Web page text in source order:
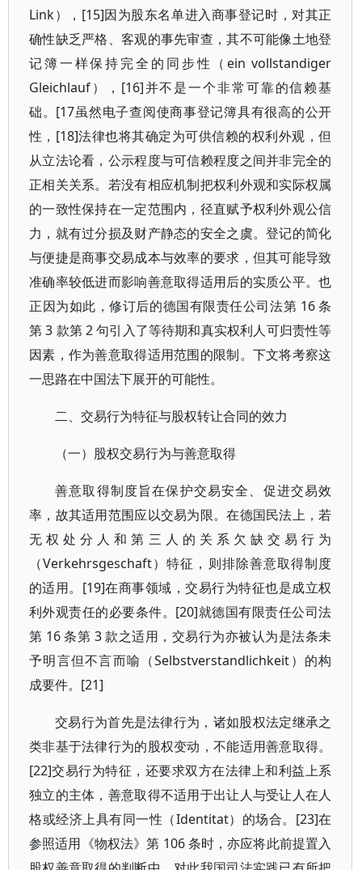
Link），[15]因为股东名单进入商事登记时，对其正
确性缺乏严格、客观的事先审查，其不可能像土地登
记簿一样保持完全的同步性（ein vollstandiger
Gleichlauf），[16]并不是一个非常可靠的信赖基
础。[17虽然电子查阅使商事登记簿具有很高的公开
性，[18]法律也将其确定为可供信赖的权利外观，但
从立法论看，公示程度与可信赖程度之间并非完全的
正相关关系。若没有相应机制把权利外观和实际权属
的一致性保持在一定范围内，径直赋予权利外观公信
力，就有过分损及财产静态的安全之虞。登记的简化
与便捷是商事交易成本与效率的要求，但其可能导致
准确率较低进而影响善意取得适用后的实质公平。也
正因为如此，修订后的德国有限责任公司法第 16 条
第 3 款第 2 句引入了等待期和真实权利人可归责性等
因素，作为善意取得适用范围的限制。下文将考察这
一思路在中国法下展开的可能性。
二、交易行为特征与股权转让合同的效力
（一）股权交易行为与善意取得
善意取得制度旨在保护交易安全、促进交易效
率，故其适用范围应以交易为限。在德国民法上，若
无权处分人和第三人的关系欠缺交易行为
（Verkehrsgeschaft）特征，则排除善意取得制度
的适用。[19]在商事领域，交易行为特征也是成立权
利外观责任的必要条件。[20]就德国有限责任公司法
第 16 条第 3 款之适用，交易行为亦被认为是法条未
予明言但不言而喻（Selbstverstandlichkeit）的构
成要件。[21]
交易行为首先是法律行为，诸如股权法定继承之
类非基于法律行为的股权变动，不能适用善意取得。
[22]交易行为特征，还要求双方在法律上和利益上系
独立的主体，善意取得不适用于出让人与受让人在人
格或经济上具有同一性（Identitat）的场合。[23]在
参照适用《物权法》第 106 条时，亦应将此前提置入